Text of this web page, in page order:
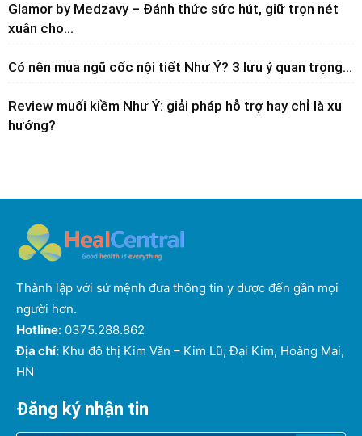
Glamor by Medzavy – Đánh thức sức hút, giữ trọn nét
xuân cho...
Có nên mua ngũ cốc nội tiết Như Ý? 3 lưu ý quan trọng...
Review muối kiềm Như Ý: giải pháp hỗ trợ hay chỉ là xu
hướng?
Thành lập với sứ mệnh đưa thông tin y dược đến gần mọi
người hơn.
Hotline: 0375.288.862
Địa chỉ: Khu đô thị Kim Văn – Kim Lũ, Đại Kim, Hoàng Mai,
HN
Đăng ký nhận tin